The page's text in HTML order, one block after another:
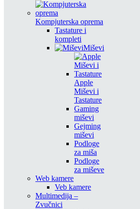
Kompjuterska oprema
Tastature i
kompleti
Miševi
Apple
Miševi i
Tastature
Gaming
miševi
Gejming
miševi
Podloge
za miša
Podloge
za miševe
Web kamere
Veb kamere
Multimedija –
Zvučnici